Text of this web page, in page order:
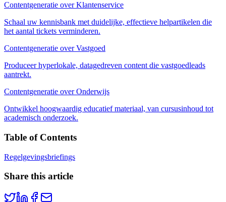
Contentgeneratie over Klantenservice
Schaal uw kennisbank met duidelijke, effectieve helpartikelen die
het aantal tickets verminderen.
Contentgeneratie over Vastgoed
Produceer hyperlokale, datagedreven content die vastgoedleads
aantrekt.
Contentgeneratie over Onderwijs
Ontwikkel hoogwaardig educatief materiaal, van cursusinhoud tot
academisch onderzoek.
Table of Contents
Regelgevingsbriefings
Share this article